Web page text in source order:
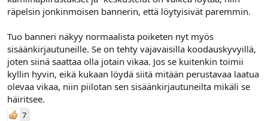
l
o
t
t
a
j
a
ä
ä
räpelsin jonkinmoisen bannerin, että löytyisivät paremmin.
Tuo banneri näkyy normaalista poiketen nyt myös
sisäänkirjautuneille. Se on tehty vajavaisilla koodauskyvyillä,
joten siinä saattaa olla jotain vikaa. Jos se kuitenkin toimii
kyllin hyvin, eikä kukaan löydä siitä mitään perustavaa laatua
olevaa vikaa, niin piilotan sen sisäänkirjautuneilta mikäli se
häiritsee.
7